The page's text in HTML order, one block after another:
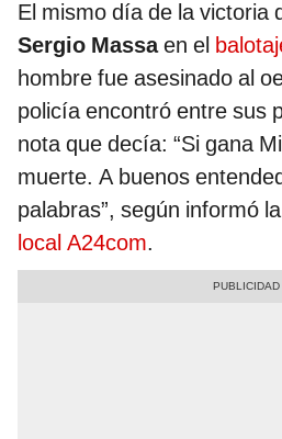
El mismo día de la victoria
Sergio Massaen el
hombre fue asesinado al
policía encontró entre sus
nota que decía: “Si gana
muerte. A buenos
palabras”, según informó
local A24com.